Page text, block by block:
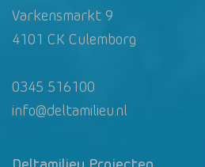
Varkensmarkt 9
4101 CK Culemborg
0345 516100
info@deltamilieu.nl